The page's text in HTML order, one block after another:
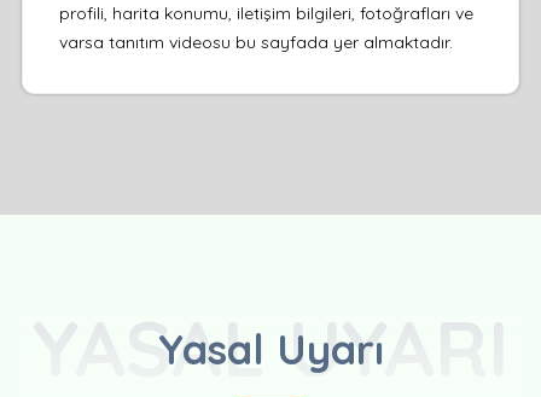
profili, harita konumu, iletişim bilgileri, fotoğrafları ve
varsa tanıtım videosu bu sayfada yer almaktadır.
Yasal Uyarı
YASAL UYARI